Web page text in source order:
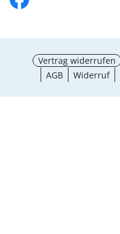
Vertrag widerrufen
AGB
Widerruf